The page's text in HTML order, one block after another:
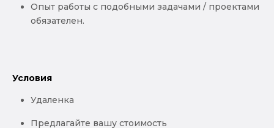
Опыт работы с подобными задачами / проектами
обязателен.
Условия
Удаленка
Предлагайте вашу стоимость